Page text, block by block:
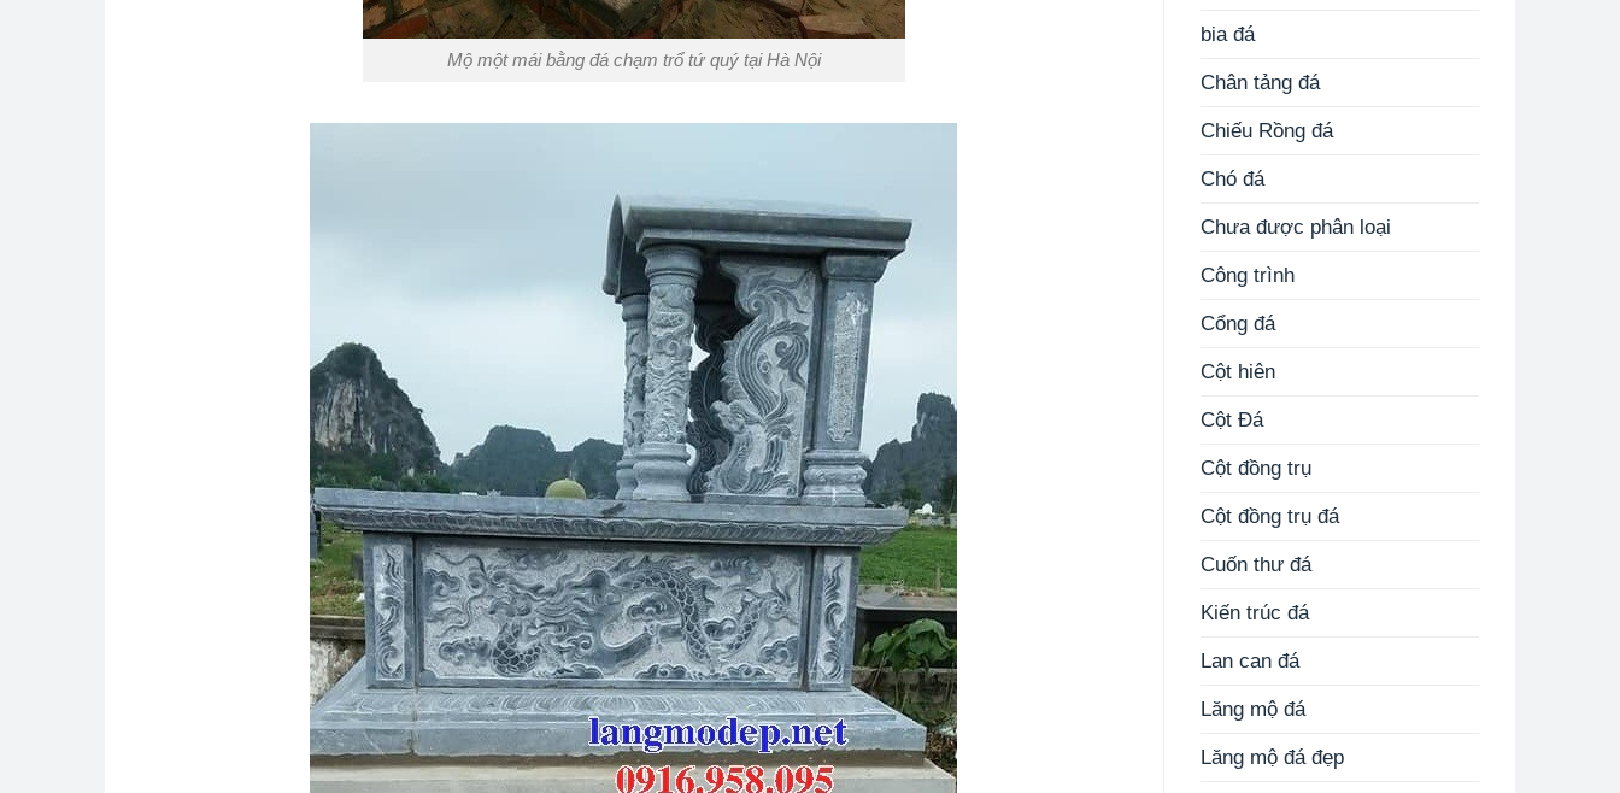
Mộ một mái bằng đá chạm trổ tứ quý tại Hà Nội
bia đá
Chân tảng đá
Chiếu Rồng đá
Chó đá
Chưa được phân loại
Công trình
Cổng đá
Cột hiên
Cột Đá
Cột đồng trụ
Cột đồng trụ đá
Cuốn thư đá
Kiến trúc đá
Lan can đá
Lăng mộ đá
Lăng mộ đá đẹp